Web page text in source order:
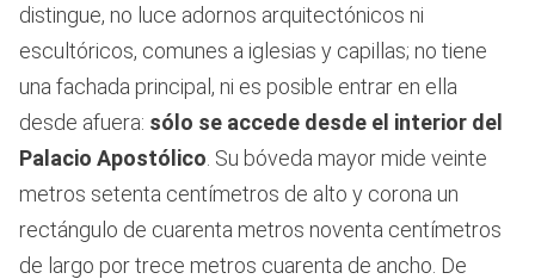
distingue, no luce adornos arquitectónicos ni
escultóricos, comunes a iglesias y capillas; no tiene
una fachada principal, ni es posible entrar en ella
desde afuera: sólo se accede desde el interior del
Palacio Apostólico . Su bóveda mayor mide veinte
metros setenta centímetros de alto y corona un
rectángulo de cuarenta metros noventa centímetros
de largo por trece metros cuarenta de ancho. De